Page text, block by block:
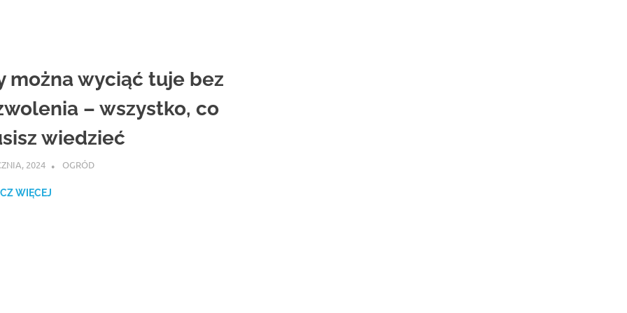
można wyciąć tuje bez
– wszystko, co
wiedzieć
2024 ATROX
OGRÓD
WIĘCEJ